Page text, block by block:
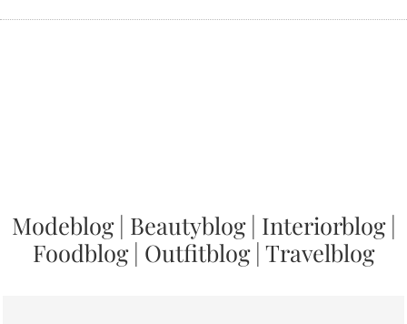
Modeblog| Beautyblog| Interiorblog|
Foodblog| Outfitblog| Travelblog